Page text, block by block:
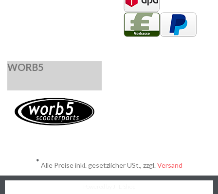
WORB5
* Alle Preise inkl. gesetzlicher USt., zzgl. Versand